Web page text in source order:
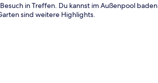
in Treffen. Du kannst im Außenpool baden
sind weitere Highlights.